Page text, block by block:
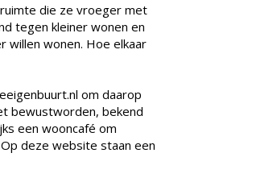
die ze vroeger met
tegen kleiner wonen en
willen wonen. Hoe elkaar
om daarop
bewustworden, bekend
een wooncafé om
deze website staan een